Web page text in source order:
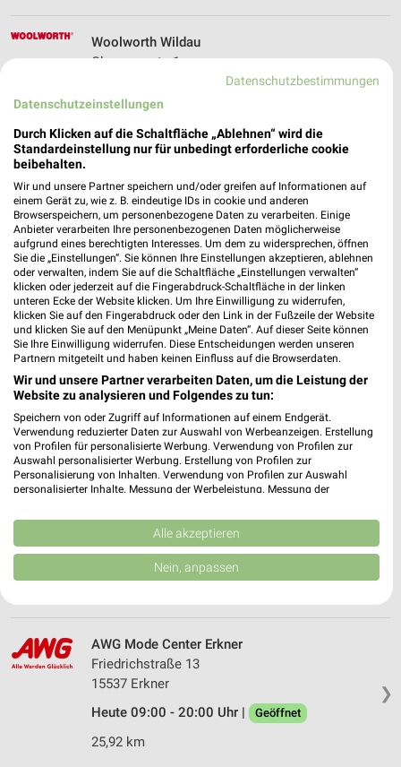
Woolworth Wildau
Chausseestr. 1
Heute 10:00 - 20:00 Uhr |
26,57 km
KiK Gosen
Am Müggelpark 10
15537 Gosen
Heute 09:00 - 18:00 Uhr | Geöffnet
25,12 km • Angebote: 1 Prospekt
KiK Wildau
Am Kleingewerbegebiet 2
15745 Wildau
Heute 09:00 - 18:00 Uhr | Geöffnet
26,23 km • Angebote: 1 Prospekt
❯
Ernsting's family Erkner
15537 Erkner
Heute 09:00 - 13:00 Uhr |
❯
AWG Mode Center Erkner
Friedrichstraße 13
15537 Erkner
Heute 09:00 - 20:00 Uhr |
Geöffnet
25,92 km
Datenschutzbestimmungen
Datenschutzeinstellungen
Durch Klicken auf die Schaltfläche „Ablehnen“ wird die
Standardeinstellung nur für unbedingt erforderliche cookie
beibehalten.
Wir und unsere Partner speichern und/oder greifen auf Informationen auf
einem Gerät zu, wie z. B. eindeutige IDs in cookie und anderen
Browserspeichern, um personenbezogene Daten zu verarbeiten. Einige
Anbieter verarbeiten Ihre personenbezogenen Daten möglicherweise
aufgrund eines berechtigten Interesses. Um dem zu widersprechen, öffnen
Sie die „Einstellungen“. Sie können Ihre Einstellungen akzeptieren, ablehnen
oder verwalten, indem Sie auf die Schaltfläche „Einstellungen verwalten“
klicken oder jederzeit auf die Fingerabdruck-Schaltfläche in der linken
unteren Ecke der Website klicken. Um Ihre Einwilligung zu widerrufen,
klicken Sie auf den Fingerabdruck oder den Link in der Fußzeile der Website
und klicken Sie auf den Menüpunkt „Meine Daten“. Auf dieser Seite können
Sie Ihre Einwilligung widerrufen. Diese Entscheidungen werden unseren
Partnern mitgeteilt und haben keinen Einfluss auf die Browserdaten.
Wir und unsere Partner verarbeiten Daten, um die Leistung der
Website zu analysieren und Folgendes zu tun:
Speichern von oder Zugriff auf Informationen auf einem Endgerät.
Verwendung reduzierter Daten zur Auswahl von Werbeanzeigen. Erstellung
von Profilen für personalisierte Werbung. Verwendung von Profilen zur
Auswahl personalisierter Werbung. Erstellung von Profilen zur
Personalisierung von Inhalten. Verwendung von Profilen zur Auswahl
personalisierter Inhalte. Messung der Werbeleistung. Messung der
Kombinationen von Daten aus verschiedenen Quellen. Entwicklung und
Verbesserung der Angebote. Verwendung reduzierter Daten zur Auswahl
von Inhalten.
Daten können außerhalb der Europäischen Union weitergegeben und in die
Website/App.
Wir nutzen Ihre Daten für folgende Zwecke:
IAB-Verarbeitungszwecke:
Speichern von oder Zugriff auf Informationen
auf einem Endgerät
Alle akzeptieren
Nein, anpassen